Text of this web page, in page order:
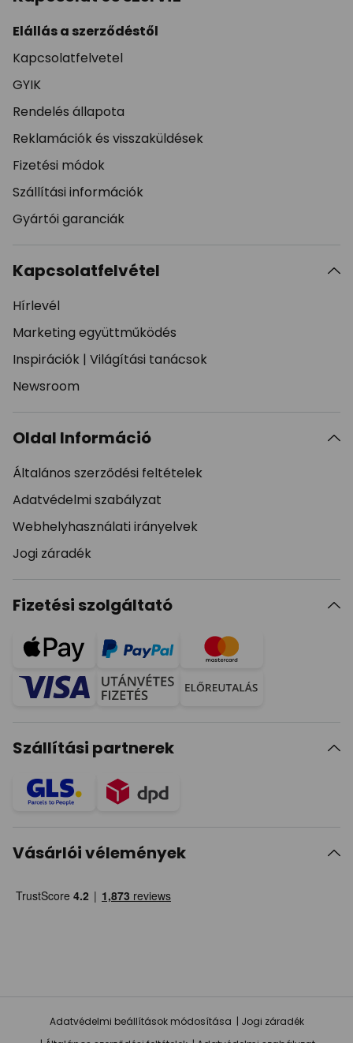
Elállás a szerződéstől
Kapcsolatfelvetel
GYIK
Rendelés állapota
Reklamációk és visszaküldések
Fizetési módok
Szállítási információk
Gyártói garanciák
Kapcsolatfelvétel
Hírlevél
Marketing együttműködés
Inspirációk | Világítási tanácsok
Newsroom
Oldal Információ
Általános szerződési feltételek
Adatvédelmi szabályzat
Webhelyhasználati irányelvek
Jogi záradék
Fizetési szolgáltató
Szállítási partnerek
Vásárlói vélemények
Adatvédelmi beállítások módosítása
Jogi záradék